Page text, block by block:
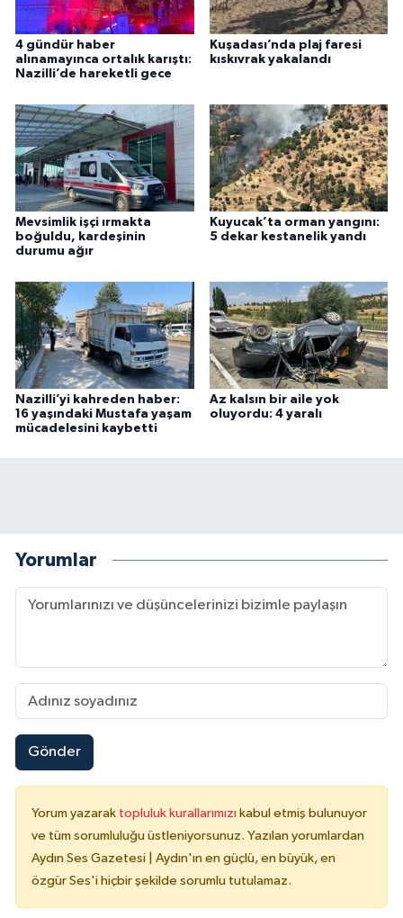
4 gündür haber
alınamayınca ortalık karıştı:
Nazilli’de hareketli gece
Kuşadası’nda plaj faresi
kıskıvrak yakalandı
Mevsimlik işçi ırmakta
boğuldu, kardeşinin
durumu ağır
Kuyucak’ta orman yangını:
5 dekar kestanelik yandı
Nazilli’yi kahreden haber:
16 yaşındaki Mustafa yaşam
mücadelesini kaybetti
Az kalsın bir aile yok
oluyordu: 4 yaralı
Yorumlar
Gönder
Yorum yazarak topluluk kurallarımızı kabul etmiş bulunuyor
ve tüm sorumluluğu üstleniyorsunuz. Yazılan yorumlardan
Aydın Ses Gazetesi | Aydın'ın en güçlü, en büyük, en
özgür Ses'i hiçbir şekilde sorumlu tutulamaz.